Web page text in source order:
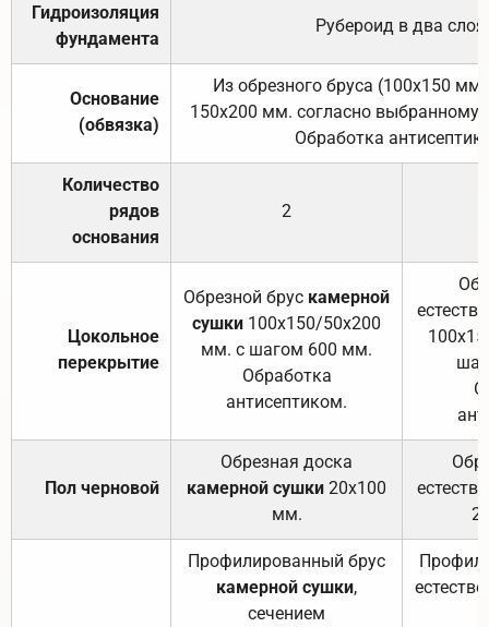
Гидроизоляция
фундамента
Рубероид в два слоя.
Основание
(обвязка)
Из обрезного бруса (100х150
150х200 мм. согласно выбранному
Обработка
Количество
рядов
основания
2
Цокольное
перекрытие
Обрезной брус камерной
сушки 100х150/50х200
мм. с шагом 600 мм.
Обработка
антисептиком.
Пол черновой
Обрезная доска
камерной сушки 20х100
мм.
Профилированный брус
камерной сушки,
сечением